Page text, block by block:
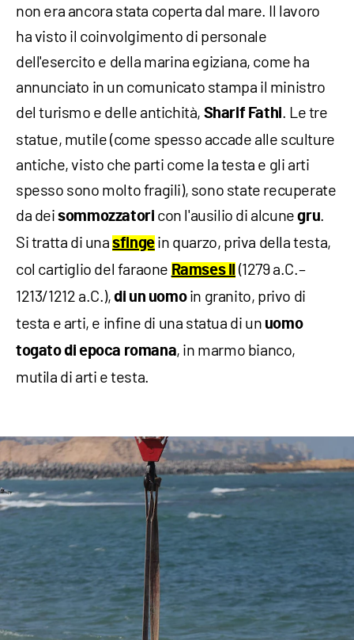
non era ancora stata coperta dal mare. Il lavoro
ha visto il coinvolgimento di personale
dell'esercito e della marina egiziana, come ha
annunciato in un comunicato stampa il ministro
del turismo e delle antichità, Sharif Fathi. Le tre
statue, mutile (come spesso accade alle sculture
antiche, visto che parti come la testa e gli arti
spesso sono molto fragili), sono state recuperate
da deisommozzatori con l'ausilio di alcunegru.
Si tratta di unasfingein quarzo, priva della testa,
col cartiglio del faraone Ramses II
(1279 a.C.–
1213/1212 a.C.),di un uomoin granito, privo di
testa e arti, e infine di una statua di un uomo
togato di epoca romana, in marmo bianco,
mutila di arti e testa.